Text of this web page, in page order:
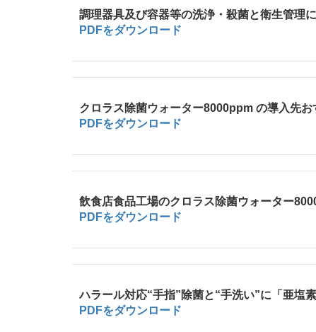
調理器具及び容器等の洗浄・殺菌と衛生管理
PDFをダウンロード
クロラス除菌ウォーター8000ppm の導入先
PDFをダウンロード
飲食店食品工場のクロラス除菌ウォーター
PDFをダウンロード
ハラール対応“手指”除菌と“手洗い”に「亜塩
PDFをダウンロード